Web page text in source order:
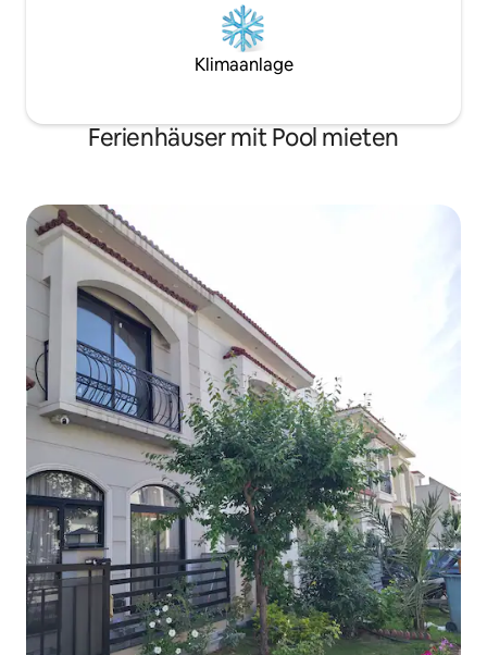
Klimaanlage
Ferienhäuser mit Pool mieten